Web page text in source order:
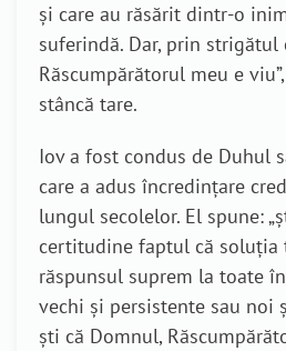
și care au răsărit dintr-o
suferindă. Dar, prin strigătul
Răscumpărătorul meu e
stâncă tare.
Iov a fost condus de Duhul
care a adus încredințare
lungul secolelor. El spune:
certitudine faptul că soluția
răspunsul suprem la toate
vechi și persistente sau noi
ști că Domnul,